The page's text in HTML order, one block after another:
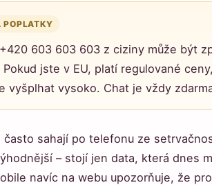
POPLATKY
603 603 603 z ciziny může být
Pokud jste v EU, platí regulované
vyšplhat vysoko. Chat je vždy
často sahají po telefonu ze
– stojí jen data, která dnes
navíc na webu upozorňuje, že